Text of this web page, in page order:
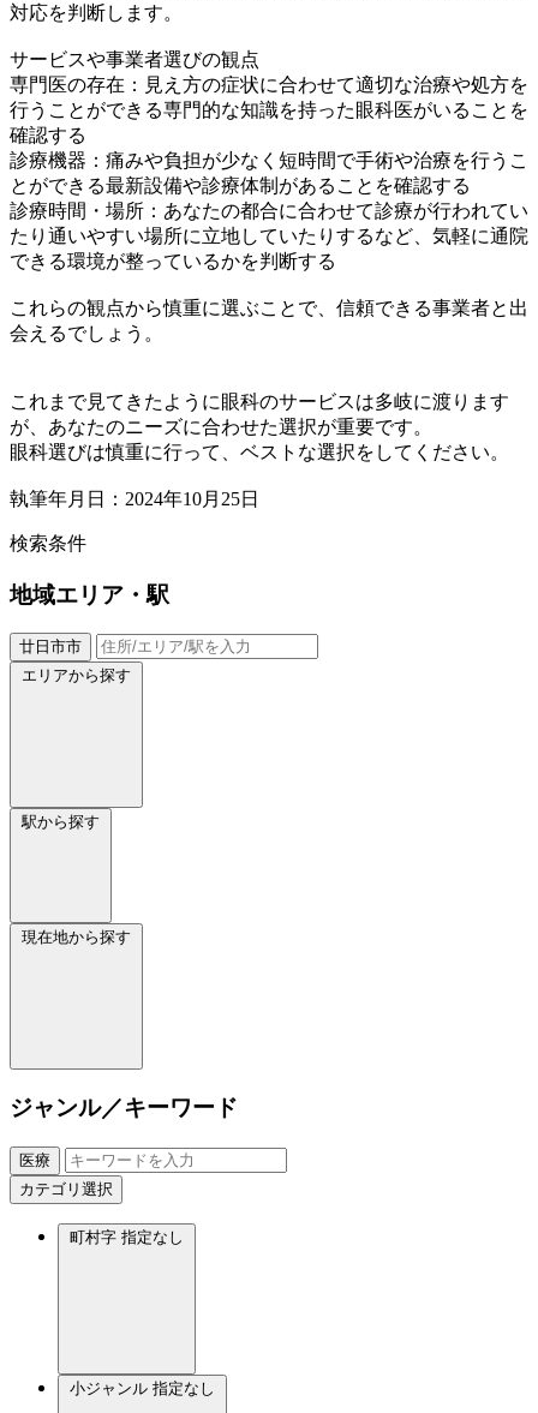
対応を判断します。
サービスや事業者選びの観点
専門医の存在：見え方の症状に合わせて適切な治療や処方を
行うことができる専門的な知識を持った眼科医がいることを
確認する
診療機器：痛みや負担が少なく短時間で手術や治療を行うこ
とができる最新設備や診療体制があることを確認する
診療時間・場所：あなたの都合に合わせて診療が行われてい
たり通いやすい場所に立地していたりするなど、気軽に通院
できる環境が整っているかを判断する
これらの観点から慎重に選ぶことで、信頼できる事業者と出
会えるでしょう。
これまで見てきたように眼科のサービスは多岐に渡ります
が、あなたのニーズに合わせた選択が重要です。
眼科選びは慎重に行って、ベストな選択をしてください。
執筆年月日：2024年10月25日
検索条件
地域エリア・駅
廿日市市
エリアから探す
駅から探す
現在地から探す
ジャンル／キーワード
医療
カテゴリ選択
町村字 指定なし
小ジャンル 指定なし